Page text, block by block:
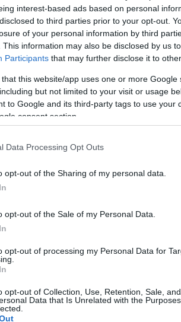
interest-based ads based on personal
to third parties prior to your opt-out.
of your personal information by third
This information may also be disclosed by us
Participants that may further disclose it to
that this website/app uses one or more
but not limited to your visit or usage
to Google and its third-party tags to use your
consent section.
Data Processing Opt Outs
opt-out of the Sharing of my personal data.
opt-out of the Sale of my Personal Data.
opt-out of processing my Personal Data for
opt-out of Collection, Use, Retention, Sale,
Data that Is Unrelated with the
4 (4/11 επ., 53% υπ. – 47%
Αδάμ, Τσαρκάτογλου,
2 μπλοκ), Ντογκουρλούκ 7 (6/
(1/5 επ., 3 μπλοκ), Κιλίντς 9 (6/9
υπ. – 53% άριστες) / Καρ,